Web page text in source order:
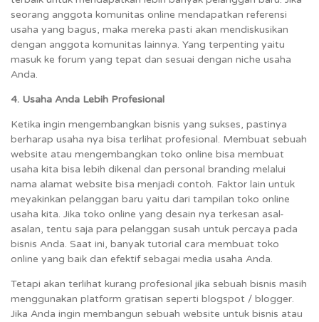
seorang anggota komunitas online mendapatkan referensi
usaha yang bagus, maka mereka pasti akan mendiskusikan
dengan anggota komunitas lainnya. Yang terpenting yaitu
masuk ke forum yang tepat dan sesuai dengan niche usaha
Anda.
4. Usaha Anda Lebih Profesional
Ketika ingin mengembangkan bisnis yang sukses, pastinya
berharap usaha nya bisa terlihat profesional. Membuat sebuah
website atau mengembangkan toko online bisa membuat
usaha kita bisa lebih dikenal dan personal branding melalui
nama alamat website bisa menjadi contoh. Faktor lain untuk
meyakinkan pelanggan baru yaitu dari tampilan toko online
usaha kita. Jika toko online yang desain nya terkesan asal-
asalan, tentu saja para pelanggan susah untuk percaya pada
bisnis Anda. Saat ini, banyak tutorial cara membuat toko
online yang baik dan efektif sebagai media usaha Anda.
Tetapi akan terlihat kurang profesional jika sebuah bisnis masih
menggunakan platform gratisan seperti blogspot / blogger.
Jika Anda ingin membangun sebuah website untuk bisnis atau